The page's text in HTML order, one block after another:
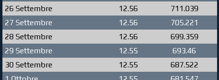
26 Settembre
12.56
711.039
27 Settembre
12.56
705.221
28 Settembre
12.56
699.359
29 Settembre
12.55
693.46
30 Settembre
12.55
687.522